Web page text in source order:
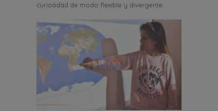
curiosidad de modo flexible y divergente.